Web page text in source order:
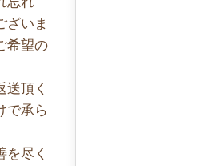
ざいま
希望の
頂く
で承ら
尽く